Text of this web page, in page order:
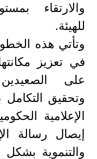
والارتقاء
للهيئة.
وتأتي هذه
في تعزيز
على
وتحقيق
الإعلامية
إيصال رسالة
والتنموية